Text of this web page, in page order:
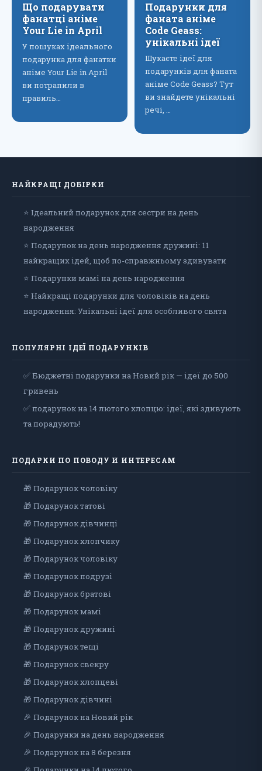
Що подарувати
фанатці аніме
Your Lie in April
У пошуках ідеального
подарунка для фанатки
аніме Your Lie in April
ви потрапили в
правиль…
Подарунки для
фаната аніме
Code Geass:
унікальні ідеї
Шукаєте ідеї для
подарунків для фаната
аніме Code Geass? Тут
ви знайдете унікальні
речі, …
НАЙКРАЩІ ДОБІРКИ
⭐ Ідеальний подарунок для сестри на день
народження
⭐ Подарунок на день народження дружині: 11
найкращих ідей, щоб по-справжньому здивувати
⭐ Подарунки мамі на день народження
⭐ Найкращі подарунки для чоловіків на день
народження: Унікальні ідеї для особливого свята
ПОПУЛЯРНІ ІДЕЇ ПОДАРУНКІВ
✅ Бюджетні подарунки на Новий рік — ідеї до 500
гривень
✅ подарунок на 14 лютого хлопцю: ідеї, які здивують
та порадують!
ПОДАРКИ ПО ПОВОДУ И ИНТЕРЕСАМ
🎁 Подарунок чоловiку
🎁 Подарунок татові
🎁 Подарунок дівчинці
🎁 Подарунок хлопчику
🎁 Подарунок чоловіку
🎁 Подарунок подрузі
🎁 Подарунок братові
🎁 Подарунок мамі
🎁 Подарунок дружині
🎁 Подарунок тещі
🎁 Подарунок свекру
🎁 Подарунок хлопцеві
🎁 Подарунок дiвчинi
🎉 Подарунок на Новий рік
🎉 Подарунки на день народження
🎉 Подарунок на 8 березня